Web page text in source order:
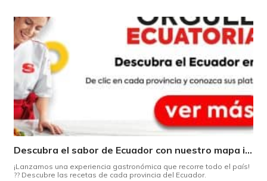
Descubra el sabor de Ecuador con nuestro mapa interactivo de recetas
¡Lanzamos una experiencia gastronómica que recorre todo el país!
?? Descubre las recetas de cada provincia del Ecuador.